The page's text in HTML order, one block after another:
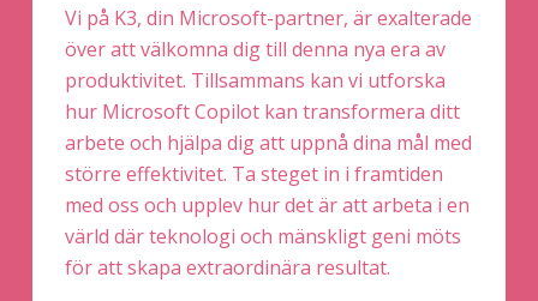
Vi på K3, din Microsoft-partner, är exalterade
över att välkomna dig till denna nya era av
produktivitet. Tillsammans kan vi utforska
hur Microsoft Copilot kan transformera ditt
arbete och hjälpa dig att uppnå dina mål med
större effektivitet. Ta steget in i framtiden
med oss och upplev hur det är att arbeta i en
värld där teknologi och mänskligt geni möts
för att skapa extraordinära resultat.